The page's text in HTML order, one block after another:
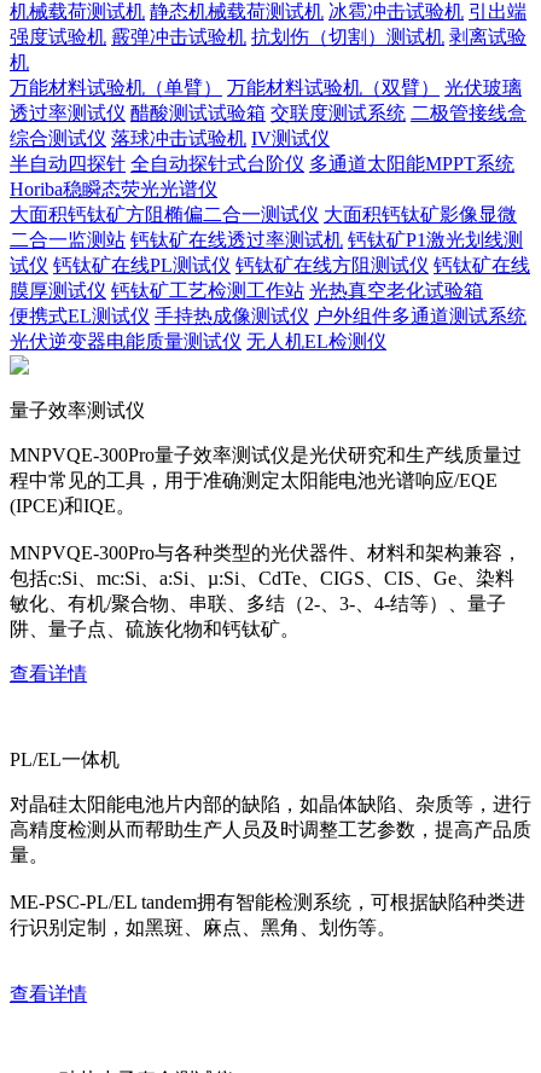
机械载荷测试机 静态机械载荷测试机 冰雹冲击试验机 引出端
强度试验机 霰弹冲击试验机 抗划伤（切割）测试机 剥离试验
机
万能材料试验机（单臂）
万能材料试验机（双臂）
光伏玻璃
透过率测试仪 醋酸测试试验箱 交联度测试系统 二极管接线盒
综合测试仪 落球冲击试验机 IV测试仪
半自动四探针 全自动探针式台阶仪 多通道太阳能MPPT系统
Horiba稳瞬态荧光光谱仪
大面积钙钛矿方阻椭偏二合一测试仪 大面积钙钛矿影像显微
二合一监测站 钙钛矿在线透过率测试机 钙钛矿P1激光划线测
试仪 钙钛矿在线PL测试仪 钙钛矿在线方阻测试仪 钙钛矿在线
膜厚测试仪 钙钛矿工艺检测工作站 光热真空老化试验箱
便携式EL测试仪 手持热成像测试仪 户外组件多通道测试系统
光伏逆变器电能质量测试仪 无人机EL检测仪
量子效率测试仪
MNPVQE-300Pro量子效率测试仪是光伏研究和生产线质量过
程中常见的工具，用于准确测定太阳能电池光谱响应/EQE
(IPCE)和IQE。
MNPVQE-300Pro与各种类型的光伏器件、材料和架构兼容，
包括c:Si、mc:Si、a:Si、µ:Si、CdTe、CIGS、CIS、Ge、染料
敏化、有机/聚合物、串联、多结（2-、3-、4-结等）、量子
阱、量子点、硫族化物和钙钛矿。
查看详情
PL/EL一体机
对晶硅太阳能电池片内部的缺陷，如晶体缺陷、杂质等，进行
高精度检测从而帮助生产人员及时调整工艺参数，提高产品质
量。
ME-PSC-PL/EL tandem拥有智能检测系统，可根据缺陷种类进
行识别定制，如黑斑、麻点、黑角、划伤等。
查看详情